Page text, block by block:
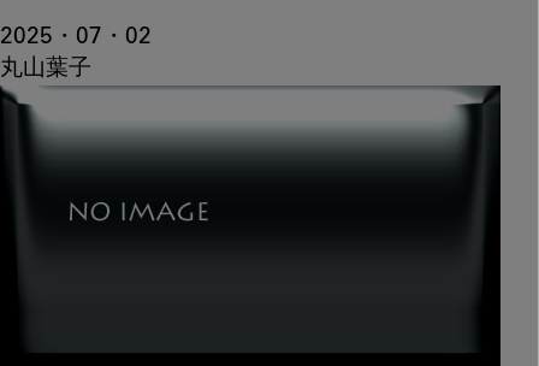
2025・07・02
丸山葉子